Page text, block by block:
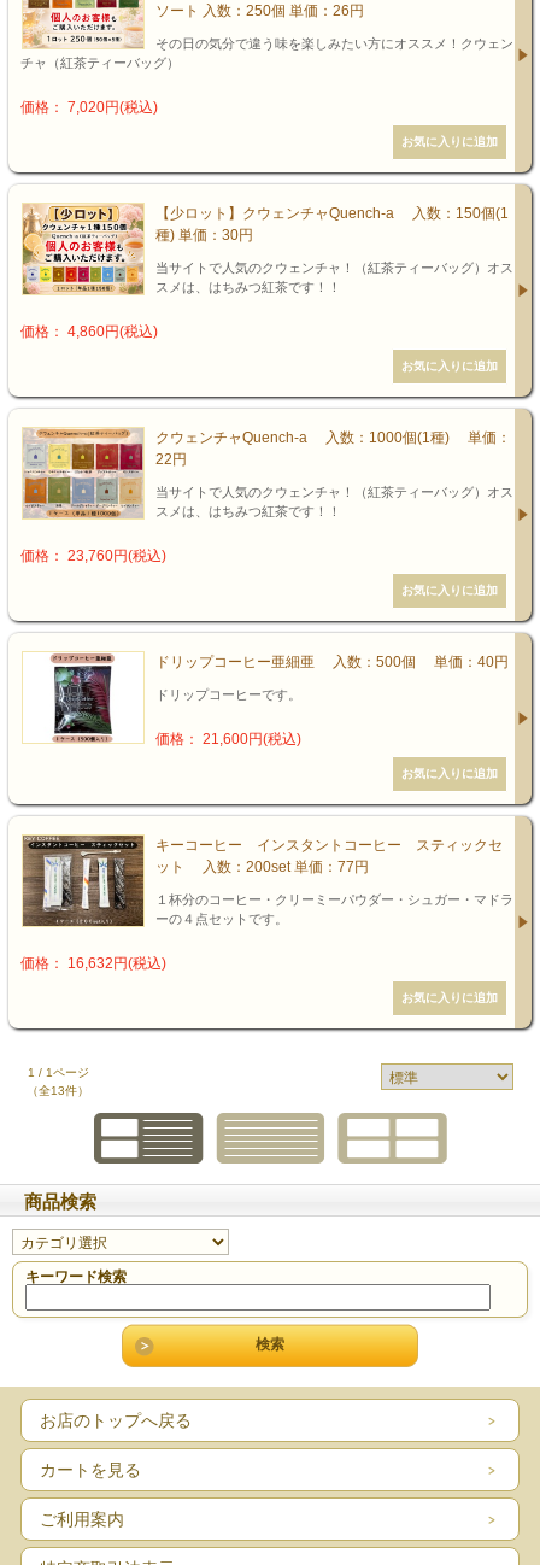
ソート 入数：250個 単価：26円
その日の気分で違う味を楽しみたい方にオススメ！クウェン
チャ（紅茶ティーバッグ）
価格： 7,020円(税込)
【少ロット】クウェンチャQuench-a 入数：150個(1
種) 単価：30円
当サイトで人気のクウェンチャ！（紅茶ティーバッグ）オス
スメは、はちみつ紅茶です！！
価格： 4,860円(税込)
クウェンチャQuench-a 入数：1000個(1種) 単価：
22円
当サイトで人気のクウェンチャ！（紅茶ティーバッグ）オス
スメは、はちみつ紅茶です！！
価格： 23,760円(税込)
ドリップコーヒー亜細亜 入数：500個 単価：40円
ドリップコーヒーです。
価格： 21,600円(税込)
キーコーヒー インスタントコーヒー スティックセ
ット 入数：200set 単価：77円
１杯分のコーヒー・クリーミーパウダー・シュガー・マドラ
ーの４点セットです。
価格： 16,632円(税込)
1 / 1ページ
（全13件）
商品検索
キーワード検索
お店のトップへ戻る
カートを見る
ご利用案内